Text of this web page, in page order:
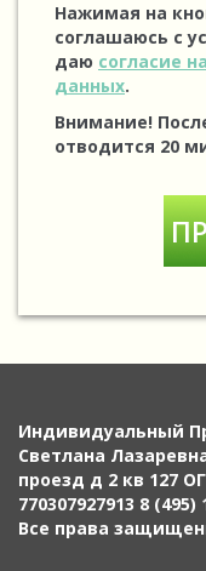
Нажимая на
соглашаюсь с
даю согласие
данных.
Внимание!
отводится 20
Индивидуальный
Светлана
проезд д 2 кв 127
770307927913 8 (495)
Все права